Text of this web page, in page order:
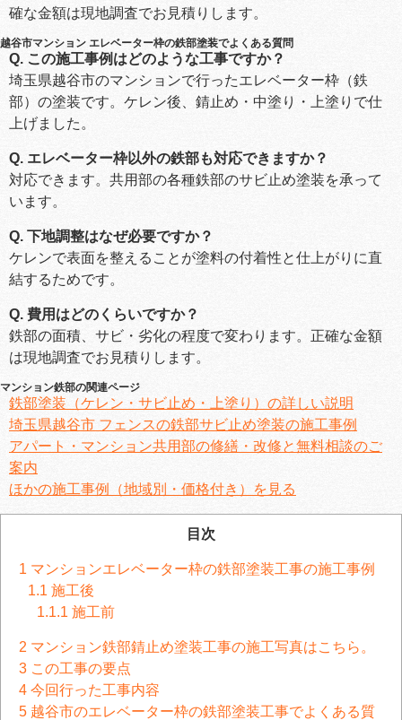
確な金額は現地調査でお見積りします。
越谷市マンション エレベーター枠の鉄部塗装でよくある質問
Q. この施工事例はどのような工事ですか？
埼玉県越谷市のマンションで行ったエレベーター枠（鉄
部）の塗装です。ケレン後、錆止め・中塗り・上塗りで仕
上げました。
Q. エレベーター枠以外の鉄部も対応できますか？
対応できます。共用部の各種鉄部のサビ止め塗装を承って
います。
Q. 下地調整はなぜ必要ですか？
ケレンで表面を整えることが塗料の付着性と仕上がりに直
結するためです。
Q. 費用はどのくらいですか？
鉄部の面積、サビ・劣化の程度で変わります。正確な金額
は現地調査でお見積りします。
マンション鉄部の関連ページ
鉄部塗装（ケレン・サビ止め・上塗り）の詳しい説明
埼玉県越谷市 フェンスの鉄部サビ止め塗装の施工事例
アパート・マンション共用部の修繕・改修と無料相談のご
案内
ほかの施工事例（地域別・価格付き）を見る
目次
1 マンションエレベーター枠の鉄部塗装工事の施工事例
1.1 施工後
1.1.1 施工前
2 マンション鉄部錆止め塗装工事の施工写真はこちら。
3 この工事の要点
4 今回行った工事内容
5 越谷市のエレベーター枠の鉄部塗装工事でよくある質